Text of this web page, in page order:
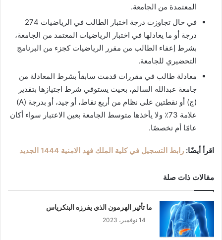
المعتمدة من الجامعة.
في حال تجاوزت درجة اختبار الطالب في الرياضيات 274
درجة أو ما يعادلها في اختبار الرياضيات المعتمد من الجامعة،
بشرط إعفاء الطالب من مقرر الرياضيات كجزء من البرنامج
التحضيري للجامعة.
معادلة طالب في مقررات قدمت سابقاً بشرط المعادلة من
جامعة عبدالله السالم، بحيث يستوفي شرط اجتيازها بتقدير
(ج) أو نقطتين على نظام من أربع نقاط، أو جيد، أو بدرجة (A)
علامة 73٪ ولا يأخذها متوسط ​​الجامعة بعين الاعتبار سواء أكان
عامًا أم تخصصًا.
اقرأ أيضًا: رابط التسجيل في كلية الملك فهد الامنية 1444 الجديد
مقالات ذات صلة
ما تأثير الهرمون الذي يفرزه البنكرياس
14 نوفمبر، 2023